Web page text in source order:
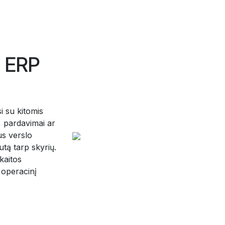
su kitomis
pardavimai ar
verslo
tarp skyrių.